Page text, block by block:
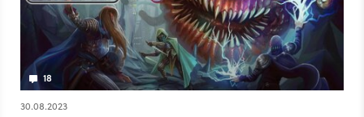
18
30.08.2023